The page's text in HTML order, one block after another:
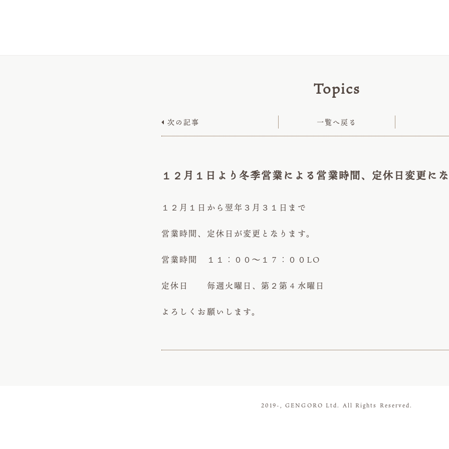
Topics
 次の記事 一覧へ戻る
１２月１日より冬季営業による営業時間、定休日変更に
１２月１日から翌年３月３１日まで
営業時間、定休日が変更となります。
営業時間 １１：００～１７：００LO
定休日 毎週火曜日、第２第４水曜日
よろしくお願いします。
2019-, GENGORO Ltd. All Rights Reserved.